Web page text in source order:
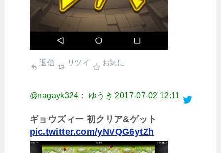
返信 リツイ お気に
@nagayk324： ゆうき 2017-07-02 12:11
ギョウズィー 初クリア&ゲット
pic.twitter.com/yNVQG6ytZh